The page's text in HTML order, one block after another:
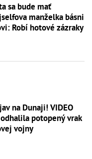
sa bude mať
manželka básni
Robí hotové zázraky
na Dunaji! VIDEO
potopený vrak
vojny